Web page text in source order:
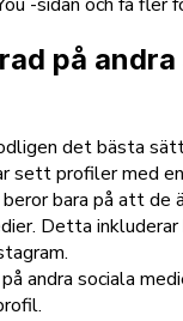
på andra
det bästa
sett profiler med
bara på att de
Detta
andra sociala